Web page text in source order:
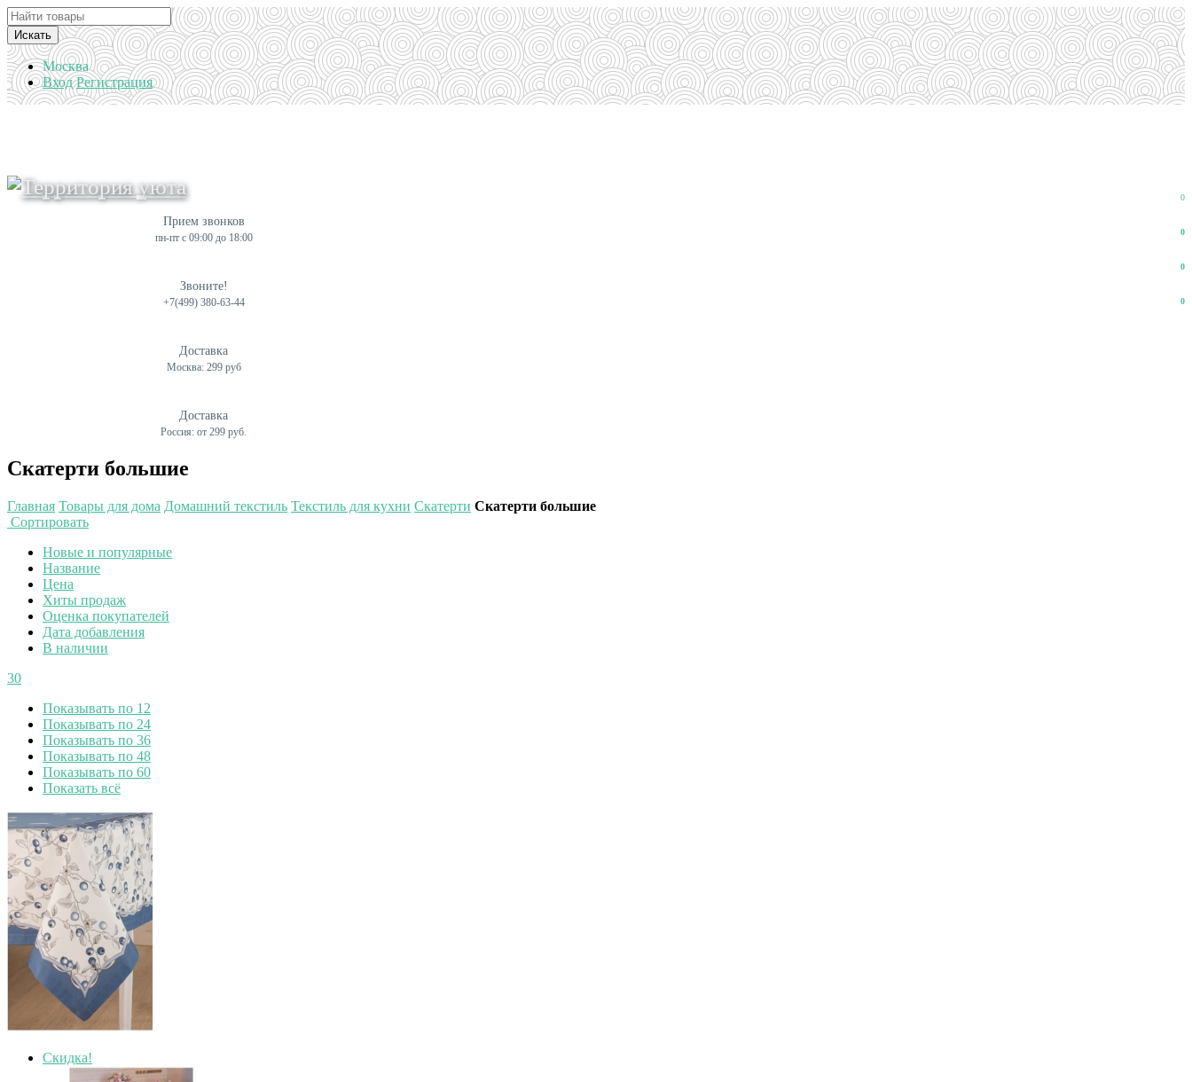
Искать
Москва
Вход Регистрация
0
0
0
0
Прием звонков
пн-пт с 09:00 до 18:00
Звоните!
+7(499) 380-63-44
Доставка
Москва: 299 руб
Доставка
Россия: от 299 руб.
Скатерти большие
Главная Товары для дома Домашний текстиль Текстиль для кухни Скатерти Скатерти большие
Сортировать
Новые и популярные
Название
Цена
Хиты продаж
Оценка покупателей
Дата добавления
В наличии
30
Показывать по 12
Показывать по 24
Показывать по 36
Показывать по 48
Показывать по 60
Показать всё
Скидка!